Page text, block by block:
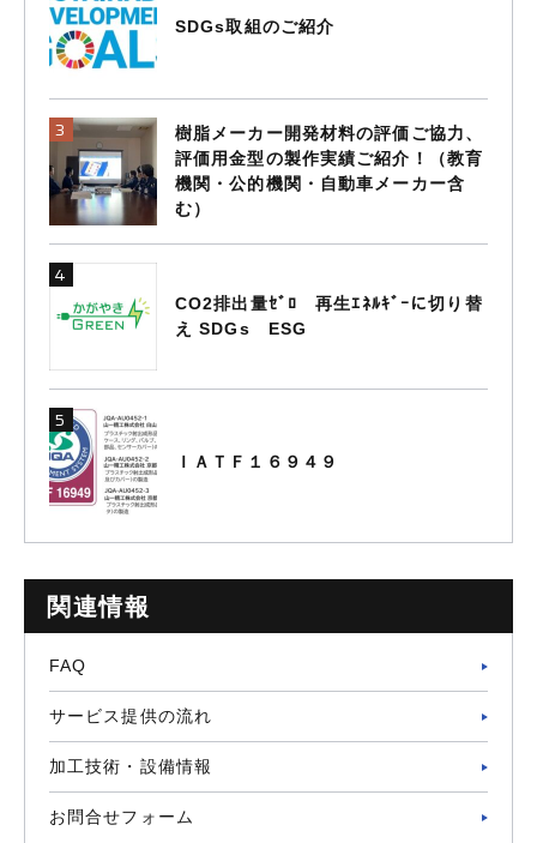
SDGs取組のご紹介
樹脂メーカー開発材料の評価ご協力、
評価用金型の製作実績ご紹介！（教育
機関・公的機関・自動車メーカー含
む）
CO2排出量ｾﾞﾛ 再生ｴﾈﾙｷﾞｰに切り替
え SDGs ESG
ＩＡＴＦ１６９４９
関連情報
FAQ
サービス提供の流れ
加工技術・設備情報
お問合せフォーム